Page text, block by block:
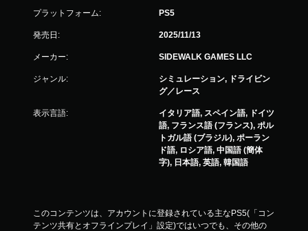
プラットフォーム: PS5
発売日: 2025/11/13
メーカー: SIDEWALK GAMES LLC
ジャンル:
シミュレーション, ドライビン
グ／レース
表示言語:
イタリア語, スペイン語, ドイツ
語, フランス語 (フランス), ポル
トガル語 (ブラジル), ポーラン
ド語, ロシア語, 中国語 (簡体
字), 日本語, 英語, 韓国語
このコンテンツは、アカウントに登録されている主なPS5(「コン
テンツ共有とオフラインプレイ」設定)ではいつでも、その他の